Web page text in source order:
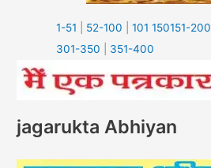
1-51 52-100 |101 150151-200
301-350
351-400
jagarukta Abhiyan